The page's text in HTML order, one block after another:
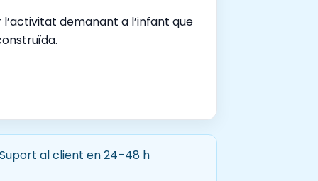
demanant a l’infant que
al client en 24–48 h